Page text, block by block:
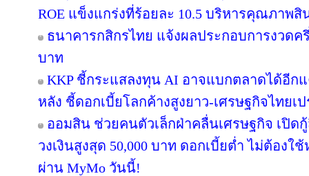
ROE แข็งแกร่งที่ร้อยละ 10.5 บริหารคุณภาพ
ธนาคารกสิกรไทย แจ้งผลประกอบการงวดค
บาท
KKP ชี้กระแสลงทุน AI อาจแบกตลาดได้อีกแ
หลัง ชี้ดอกเบี้ยโลกค้างสูงยาว-เศรษฐกิจไทยเ
ออมสิน ช่วยคนตัวเล็กฝ่าคลื่นเศรษฐกิจ เปิด
วงเงินสูงสุด 50,000 บาท ดอกเบี้ยต่ำ ไม่ต้อง
ผ่าน MyMo วันนี้!